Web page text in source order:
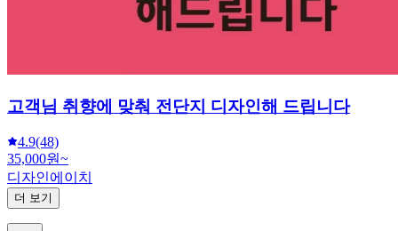
고객님 취향에 맞춰 전단지 디자인해 드립니다
4.9(48)
35,000원~
디자인에이치
더 보기